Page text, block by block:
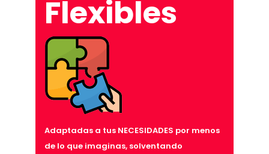
Flexibles
Adaptadas a tus NECESIDADES por menos
de lo que imaginas, solventando